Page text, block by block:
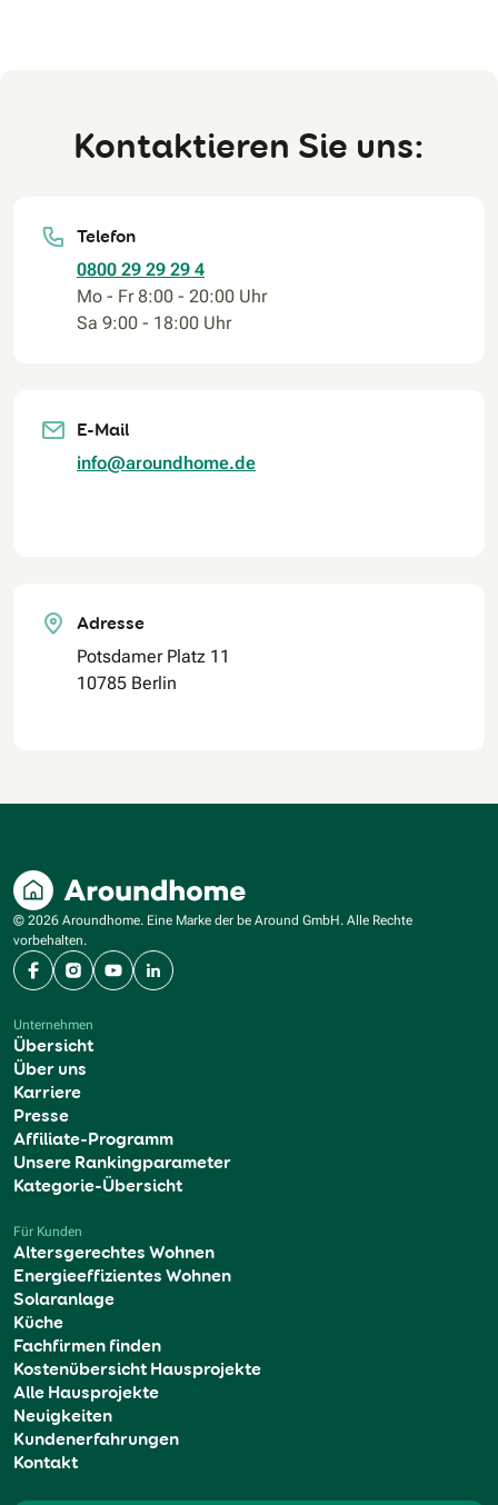
Kontaktieren Sie uns:
Telefon
0800 29 29 29 4
Mo - Fr 8:00 - 20:00 Uhr
Sa 9:00 - 18:00 Uhr
E-Mail
info@aroundhome.de
Adresse
Potsdamer Platz 11
10785 Berlin
© 2026 Aroundhome. Eine Marke der be Around GmbH. Alle Rechte
vorbehalten.
FacebookInstagram
YouTubeLinkedIn
Unternehmen
Übersicht
Über uns
Karriere
Presse
Affiliate-Programm
Unsere Rankingparameter
Kategorie-Übersicht
Für Kunden
Altersgerechtes Wohnen
Energieeffizientes Wohnen
Solaranlage
Küche
Fachfirmen finden
Kostenübersicht Hausprojekte
Alle Hausprojekte
Neuigkeiten
Kundenerfahrungen
Kontakt